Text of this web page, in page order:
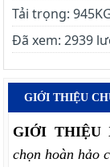
Tải trọng:
Đã xem: 2939
GIỚI THIỆU
GIỚI THIỆU
chọn hoàn hảo